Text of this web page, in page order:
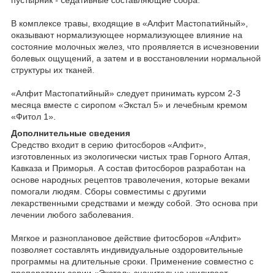
В комплексе травы, входящие в «Алфит Мастопатийный»,
оказывают нормализующее нормализующее влияние на
состояние молочных желез, что проявляется в исчезновении
болевых ощущений, а затем и в восстановлении нормальной
структуры их тканей.
«Алфит Мастопатийный» следует принимать курсом 2-3
месяца вместе с сиропом «Экстал 5» и лечебным кремом
«Фитол 1».
Дополнительные сведения
Средство входит в серию фитосборов «Алфит»,
изготовленных из экологически чистых трав Горного Алтая,
Кавказа и Приморья. А состав фитосборов разработан на
основе народных рецептов траволечения, которые веками
помогали людям. Сборы совместимы с другими
лекарственными средствами и между собой. Это основа при
лечении любого заболевания.
Мягкое и разноплановое действие фитосборов «Алфит»
позволяет составлять индивидуальные оздоровительные
программы на длительные сроки. Применение совместно с